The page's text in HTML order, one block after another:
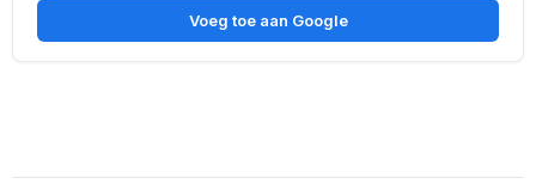
Voeg toe aan Google